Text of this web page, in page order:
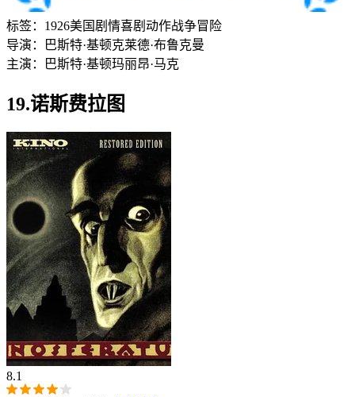
标签： 1926美国 剧情喜剧 动作战争冒险
导演：
巴斯特·基顿克莱德·布鲁克曼
主演：
巴斯特·基顿玛丽昂·马克
19.诺斯费拉图
8.1